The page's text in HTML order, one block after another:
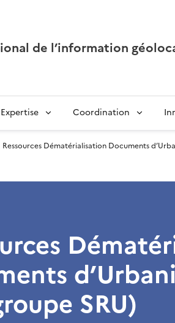
de l’information
Expertise Coordination
Ressources Dématérialisation Documents
SRU)